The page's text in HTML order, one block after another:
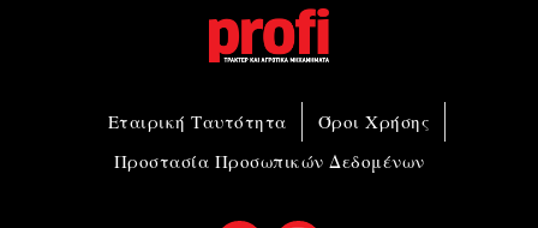
Εταιρική Ταυτότητα
Όροι Χρήσης
Προστασία Προσωπικών Δεδομένων